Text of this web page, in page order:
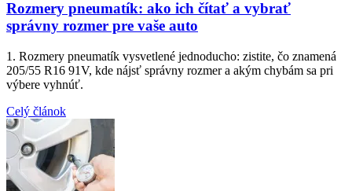
Rozmery pneumatík: ako ich čítať a vybrať
správny rozmer pre vaše auto
1. Rozmery pneumatík vysvetlené jednoducho: zistite, čo znamená
205/55 R16 91V, kde nájsť správny rozmer a akým chybám sa pri
výbere vyhnúť.
Celý článok